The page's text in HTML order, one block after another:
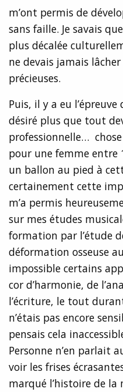
m’ont permis de
sans faille. Je savais
plus décalée
ne devais jamais
précieuses.
Puis, il y a eu l’épreuve
désiré plus que tout
professionnelle…
pour une femme entre
un ballon au pied à
certainement cette
m’a permis
sur mes études
formation par l’étude
déformation osseuse
impossible certains
cor d’harmonie, de
l’écriture, le tout
n’étais pas encore
pensais cela
Personne n’en parlait
voir les frises
marqué l’histoire de la